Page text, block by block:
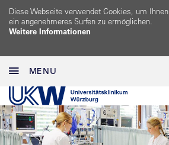
Diese Webseite verwendet Cookies, um Ihnen
ein angenehmeres Surfen zu ermöglichen.
Weitere Informationen
MENU